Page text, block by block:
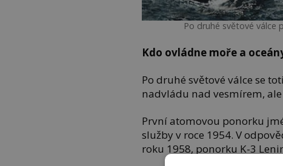
Po druhé světové válce
Kdo ovládne moře a
Po druhé světové válce se
nadvládu nad vesmírem,
První atomovou ponorku
služby v roce 1954. V
roku 1958, ponorku K-3